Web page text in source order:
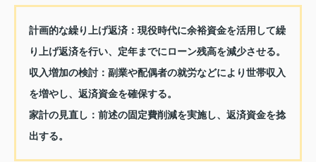
計画的な繰り上げ返済： 現役時代に余裕資金を活用して繰
り上げ返済を行い、定年までにローン残高を減少させる。
収入増加の検討： 副業や配偶者の就労などにより世帯収入
を増やし、返済資金を確保する。
家計の見直し： 前述の固定費削減を実施し、返済資金を捻
出する。